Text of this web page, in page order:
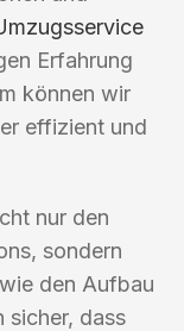
Erfahrung
können wir
effizient und
nur den
sondern
den Aufbau
sicher, dass